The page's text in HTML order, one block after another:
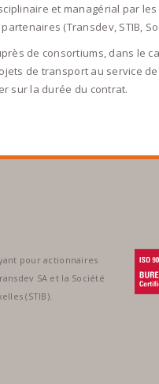
et managérial par
(Transdev, STIB,
de consortiums, dans le
de transport au service
sur la durée du contrat.
pour actionnaires
SA et la Société
(STIB).